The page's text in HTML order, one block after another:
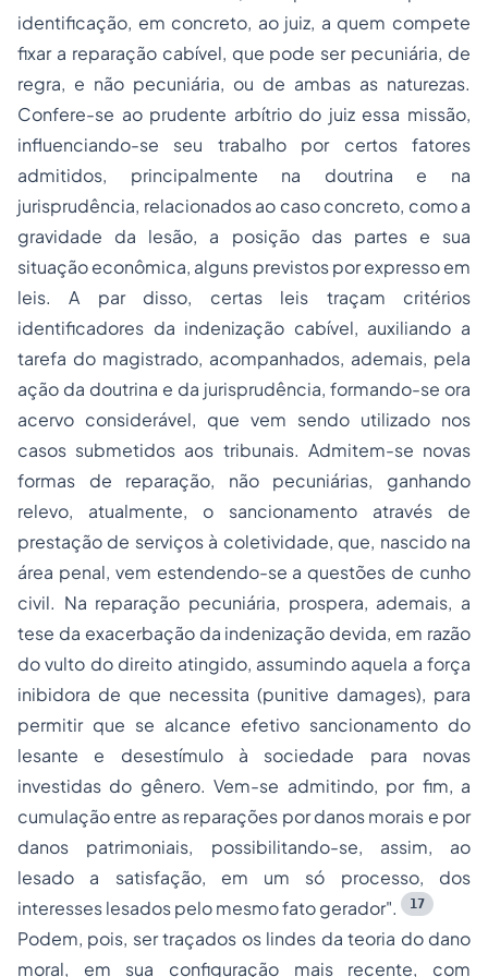
identificação, em concreto, ao juiz, a quem compete
fixar a reparação cabível, que pode ser pecuniária, de
regra, e não pecuniária, ou de ambas as naturezas.
Confere-se ao prudente arbítrio do juiz essa missão,
influenciando-se seu trabalho por certos fatores
admitidos, principalmente na doutrina e na
jurisprudência, relacionados ao caso concreto, como a
gravidade da lesão, a posição das partes e sua
situação econômica, alguns previstos por expresso em
leis. A par disso, certas leis traçam critérios
identificadores da indenização cabível, auxiliando a
tarefa do magistrado, acompanhados, ademais, pela
ação da doutrina e da jurisprudência, formando-se ora
acervo considerável, que vem sendo utilizado nos
casos submetidos aos tribunais. Admitem-se novas
formas de reparação, não pecuniárias, ganhando
relevo, atualmente, o sancionamento através de
prestação de serviços à coletividade, que, nascido na
área penal, vem estendendo-se a questões de cunho
civil. Na reparação pecuniária, prospera, ademais, a
tese da exacerbação da indenização devida, em razão
do vulto do direito atingido, assumindo aquela a força
inibidora de que necessita (punitive damages), para
permitir que se alcance efetivo sancionamento do
lesante e desestímulo à sociedade para novas
investidas do gênero. Vem-se admitindo, por fim, a
cumulação entre as reparações por danos morais e por
danos patrimoniais, possibilitando-se, assim, ao
lesado a satisfação, em um só processo, dos
interesses lesados pelo mesmo fato gerador".
17
Podem, pois, ser traçados os lindes da teoria do dano
moral, em sua configuração mais recente, com